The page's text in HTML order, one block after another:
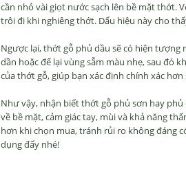
cần nhỏ vài giọt nước sạch lên bề mặt thớt.
trôi đi khi nghiêng thớt. Dấu hiệu này cho
Ngược lại, thớt gỗ phủ dầu sẽ có hiện
dần hoặc để lại vùng sẫm màu nhẹ, sau đó
của thớt gỗ, giúp bạn xác định chính xác
Như vậy, nhận biết thớt gỗ phủ sơn hay
về bề mặt, cảm giác tay, mùi và khả năng
hơn khi chọn mua, tránh rủi ro không đáng
dụng đấy nhé!